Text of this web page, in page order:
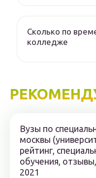
Сколько по
колледже
Вузы по
москвы
рейтинг,
обучения,
2021